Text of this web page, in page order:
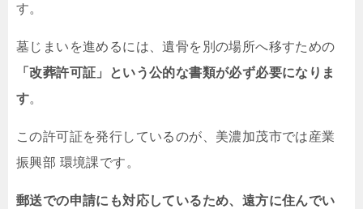
す。
墓じまいを進めるには、遺骨を別の場所へ移すための
「改葬許可証」という公的な書類が必ず必要になりま
す。
この許可証を発行しているのが、美濃加茂市では産業
振興部 環境課です。
郵送での申請にも対応しているため、遠方に住んでい